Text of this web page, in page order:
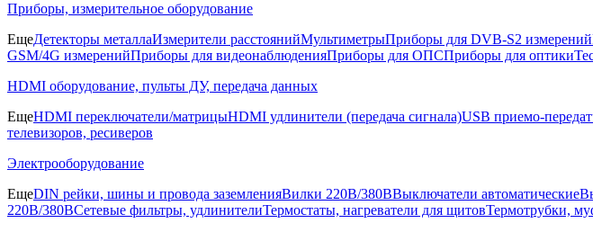
Приборы, измерительное оборудование
ЕщеДетекторы металлаИзмерители расстоянийМультиметрыПриборы для DVB-S2 измерений
GSM/4G измеренийПриборы для видеонаблюденияПриборы для ОПСПриборы для оптики
HDMI оборудование, пульты ДУ, передача данных
ЕщеHDMI переключатели/матрицыHDMI удлинители (передача сигнала)USB приемо-
телевизоров, ресиверов
Электрооборудование
ЕщеDIN рейки, шины и провода заземленияВилки 220В/380ВВыключатели автоматические
220В/380ВСетевые фильтры, удлинителиТермостаты, нагреватели для щитовТермотрубки,